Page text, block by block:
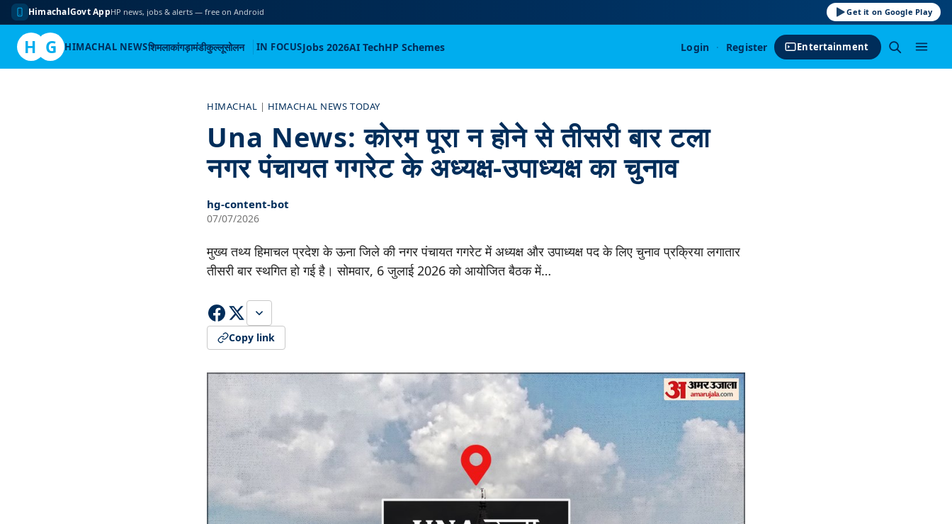
HimachalGovt AppHP news, jobs & alerts — free on Android Get it on Google Play
H G HIMACHAL NEWSशिमलाकांगड़ामंडीकुल्लूसोलन IN FOCUSJobs 2026AI TechHP Schemes Login · Register Entertainment
HIMACHAL | HIMACHAL NEWS TODAY
Una News: कोरम पूरा न होने से तीसरी बार टला
नगर पंचायत गगरेट के अध्यक्ष-उपाध्यक्ष का चुनाव
hg-content-bot
07/07/2026
मुख्य तथ्य हिमाचल प्रदेश के ऊना जिले की नगर पंचायत गगरेट में अध्यक्ष और उपाध्यक्ष पद के लिए चुनाव प्रक्रिया लगातार
तीसरी बार स्थगित हो गई है। सोमवार, 6 जुलाई 2026 को आयोजित बैठक में…
Copy link